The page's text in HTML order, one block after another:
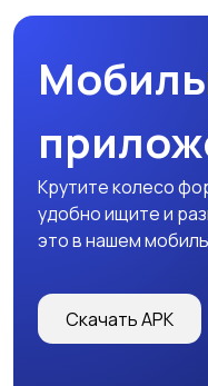
Крутите колесо
удобно ищите и
это в нашем
Скачать APK